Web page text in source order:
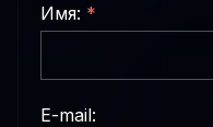
Имя: *
E-mail: